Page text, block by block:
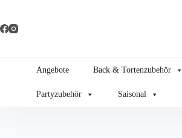
springen
Angebote Back & Tortenzubehör
Partyzubehör Saisonal